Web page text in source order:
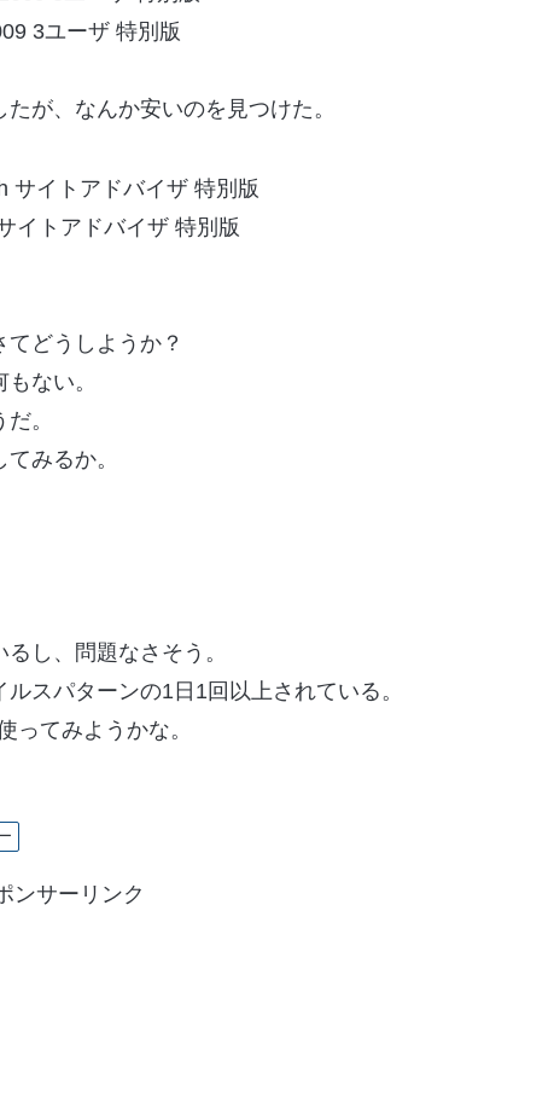
3ユーザ 特別版
が、なんか安いのを見つけた。
イトアドバイザ 特別版
どうしようか？
ない。
。
みるか。
し、問題なさそう。
スパターンの1日1回以上されている。
ってみようかな。
ンサーリンク